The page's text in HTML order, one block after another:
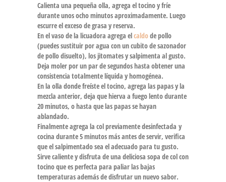
Calienta una pequeña olla, agrega eltocinoy fríe
durante unos ocho minutos aproximadamente. Luego
escurre el exceso de grasa y reserva.
En el vaso de la licuadora agrega elcaldode pollo
(puedes sustituir por agua con un cubito de sazonador
de pollo disuelto), los jitomates y salpimenta al gusto.
Deja moler por un par de segundos hasta obtener una
consistencia totalmente líquida y homogénea.
En la olla donde freíste eltocino, agrega las papas y la
mezcla anterior, deja que hierva a fuego lento durante
20 minutos, o hasta que las papas se hayan
ablandado.
Finalmente agrega la colpreviamente desinfectada y
cocina durante 5 minutos más antes de servir, verifica
que el salpimentado sea el adecuado para tu gusto.
Sirve caliente y disfruta de una deliciosa sopa de col con
tocinoque es perfecta para paliar las bajas
temperaturas además de disfrutar un nuevo sabor.